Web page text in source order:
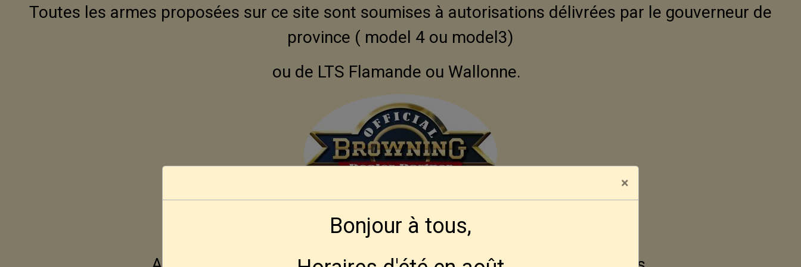
Toutes les armes proposées sur ce site sont soumises à autorisations délivrées par le gouverneur de
province ( model 4 ou model3)
ou de LTS Flamande ou Wallonne.
Modalités d'obtention pour nos amis Français
×
Bonjour à tous,